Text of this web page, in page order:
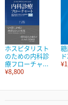
ホスピタリスト
のための内科診
療フローチャ...
¥8,800